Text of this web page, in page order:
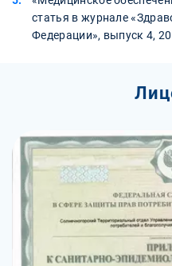
статья в журнале
Федерации», выпуск 4,